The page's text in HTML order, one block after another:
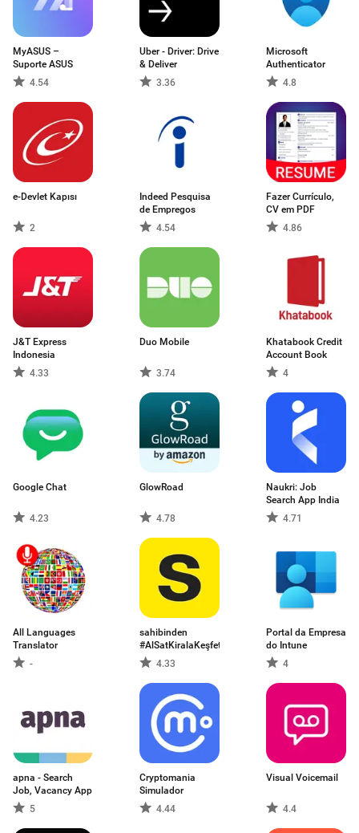
MyASUS –
Suporte ASUS
4.54
Uber - Driver: Drive
& Deliver
3.36
Microsoft
Authenticator
4.8
e-Devlet Kapısı
2
Indeed Pesquisa
de Empregos
4.54
Fazer Currículo,
CV em PDF
4.86
J&T Express
Indonesia
4.33
Duo Mobile
3.74
Khatabook Credit
Account Book
4
Google Chat
4.23
GlowRoad
4.78
Naukri: Job
Search App India
4.71
All Languages
Translator
-
sahibinden
#AlSatKiralaKeşfet
4.33
Portal da Empresa
do Intune
4
apna - Search
Job, Vacancy App
5
Cryptomania
Simulador
4.44
Visual Voicemail
4.4